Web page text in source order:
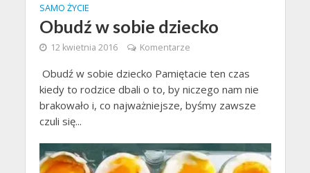
SAMO ŻYCIE
Obudź w sobie dziecko
12 kwietnia 2016 Komentarze
Obudź w sobie dziecko Pamiętacie ten czas
kiedy to rodzice dbali o to, by niczego nam nie
brakowało i, co najważniejsze, byśmy zawsze
czuli się...